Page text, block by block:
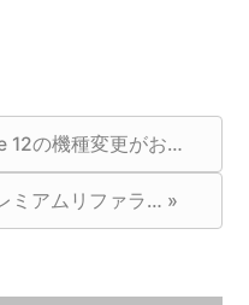
12の機種変更がお…
ミアムリファラ… »